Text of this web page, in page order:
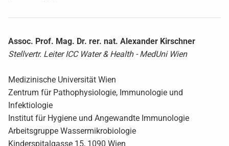
Assoc. Prof. Mag. Dr. rer. nat. Alexander Kirschner
Stellvertr. Leiter ICC Water & Health - MedUni Wien
Medizinische Universität Wien
Zentrum für Pathophysiologie, Immunologie und
Infektiologie
Institut für Hygiene und Angewandte Immunologie
Arbeitsgruppe Wassermikrobiologie
Kinderspitalgasse 15, 1090 Wien